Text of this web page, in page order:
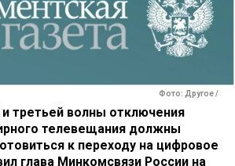
Фото: Другое /
третьей волны отключения
телевещания должны
к переходу на цифровое
глава Минкомсвязи России на